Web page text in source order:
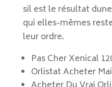
sil est le résultat
qui elles-mêmes
leur ordre.
Pas Cher Xenical
Orlistat Acheter